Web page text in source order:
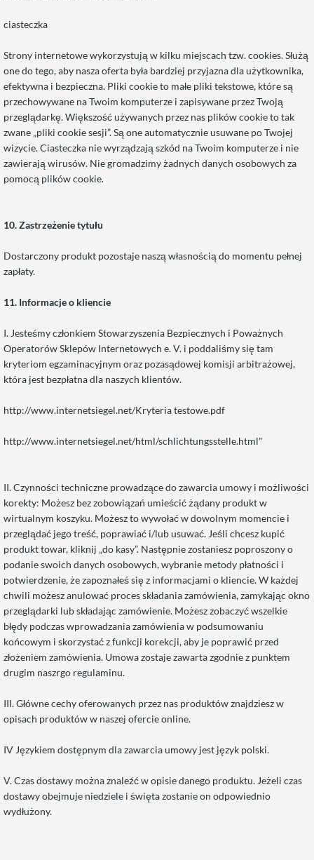
ciasteczka
Strony internetowe wykorzystują w kilku miejscach tzw. cookies. Służą
one do tego, aby nasza oferta była bardziej przyjazna dla użytkownika,
efektywna i bezpieczna. Pliki cookie to małe pliki tekstowe, które są
przechowywane na Twoim komputerze i zapisywane przez Twoją
przeglądarkę. Większość używanych przez nas plików cookie to tak
zwane „pliki cookie sesji”. Są one automatycznie usuwane po Twojej
wizycie. Ciasteczka nie wyrządzają szkód na Twoim komputerze i nie
zawierają wirusów. Nie gromadzimy żadnych danych osobowych za
pomocą plików cookie.
10. Zastrzeżenie tytułu
Dostarczony produkt pozostaje naszą własnością do momentu pełnej
zapłaty.
11. Informacje o kliencie
I. Jesteśmy członkiem Stowarzyszenia Bezpiecznych i Poważnych
Operatorów Sklepów Internetowych e. V. i poddaliśmy się tam
kryteriom egzaminacyjnym oraz pozasądowej komisji arbitrażowej,
która jest bezpłatna dla naszych klientów.
http://www.internetsiegel.net/Kryteria testowe.pdf
http://www.internetsiegel.net/html/schlichtungsstelle.html"
II. Czynności techniczne prowadzące do zawarcia umowy i możliwości
korekty: Możesz bez zobowiązań umieścić żądany produkt w
wirtualnym koszyku. Możesz to wywołać w dowolnym momencie i
przeglądać jego treść, poprawiać i/lub usuwać. Jeśli chcesz kupić
produkt towar, kliknij „do kasy”. Następnie zostaniesz poproszony o
podanie swoich danych osobowych, wybranie metody płatności i
potwierdzenie, że zapoznałeś się z informacjami o kliencie. W każdej
chwili możesz anulować proces składania zamówienia, zamykając okno
przeglądarki lub składając zamówienie. Możesz zobaczyć wszelkie
błędy podczas wprowadzania zamówienia w podsumowaniu
końcowym i skorzystać z funkcji korekcji, aby je poprawić przed
złożeniem zamówienia. Umowa zostaje zawarta zgodnie z punktem
drugim naszrgo regulaminu.
III. Główne cechy oferowanych przez nas produktów znajdziesz w
opisach produktów w naszej ofercie online.
IV Językiem dostępnym dla zawarcia umowy jest język polski.
V. Czas dostawy można znaleźć w opisie danego produktu. Jeżeli czas
dostawy obejmuje niedziele i święta zostanie on odpowiednio
wydłużony.